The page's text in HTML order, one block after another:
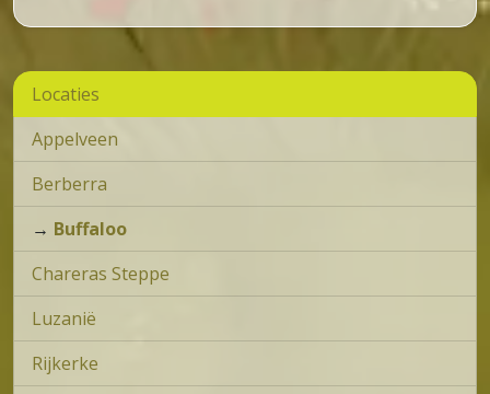
Locaties
Appelveen
Berberra
→ Buffaloo
Chareras Steppe
Luzanië
Rijkerke